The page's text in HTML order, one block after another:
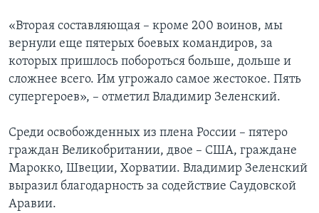
«Вторая составляющая – кроме 200 воинов, мы
вернули еще пятерых боевых командиров, за
которых пришлось побороться больше, дольше и
сложнее всего. Им угрожало самое жестокое. Пять
супергероев», – отметил Владимир Зеленский.
Среди освобожденных из плена России – пятеро
граждан Великобритании, двое – США, граждане
Марокко, Швеции, Хорватии. Владимир Зеленский
выразил благодарность за содействие Саудовской
Аравии.